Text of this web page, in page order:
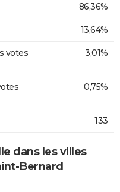
86,36%
13,64%
votes
3,01%
0,75%
133
dans les villes
Bernard